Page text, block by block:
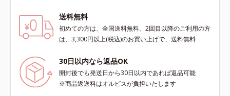
送料無料
初めての方は、全国送料無料、2回目以降のご利用の方
は、3,300円以上(税込)のお買い上げで、送料無料
30日以内なら返品OK
開封後でも発送日から30日以内であれば返品可能
※商品返送料はオルビスが負担いたします